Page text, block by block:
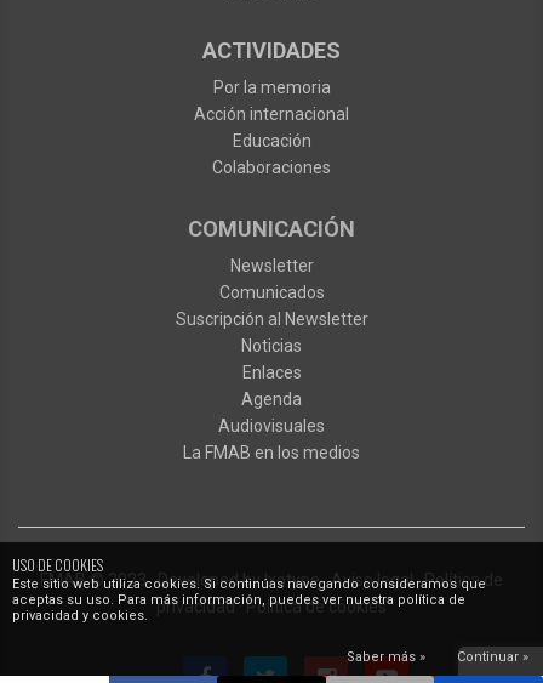
USO DE COOKIES
Este sitio web utiliza cookies. Si continúas navegando consideramos que
aceptas su uso. Para más información, puedes ver nuestra política de
privacidad y cookies.
Saber más » Continuar »
ACTIVIDADES
Por la memoria
Acción internacional
Educación
Colaboraciones
COMUNICACIÓN
Newsletter
Comunicados
Suscripción al Newsletter
Noticias
Enlaces
Agenda
Audiovisuales
La FMAB en los medios
FMAB© 2023·Developed byIxotype·Aviso legal·Política de
privacidad·Política de cookies